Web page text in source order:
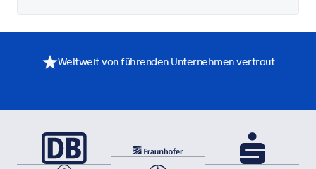
Weltweit von führenden Unternehmen vertraut